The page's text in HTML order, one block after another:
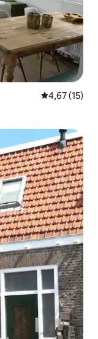
Évaluation
4,67 (15)